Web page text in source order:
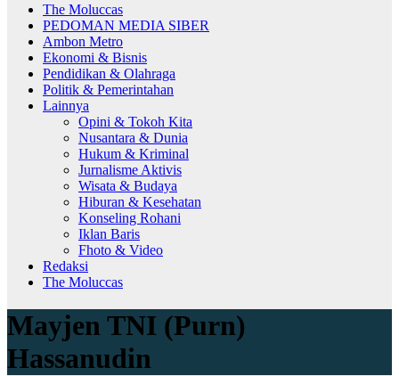
The Moluccas
PEDOMAN MEDIA SIBER
Ambon Metro
Ekonomi & Bisnis
Pendidikan & Olahraga
Politik & Pemerintahan
Lainnya
Opini & Tokoh Kita
Nusantara & Dunia
Hukum & Kriminal
Jurnalisme Aktivis
Wisata & Budaya
Hiburan & Kesehatan
Konseling Rohani
Iklan Baris
Fhoto & Video
Redaksi
The Moluccas
Mayjen TNI (Purn)
Hassanudin